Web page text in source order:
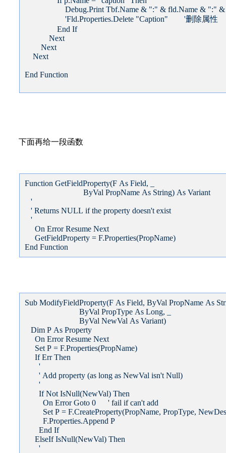
Debug.Print Tbf.Name & ":" & fld.Name & ":" &
'Fld.Properties.Delete "Caption" '删除属性
End If
Next
Next
Next
End Function
下面再给一段函数
Function GetFieldProperty(F As Field, _
ByVal PropName As String) As Variant
'
' Returns NULL if the property doesn't exist
'
On Error Resume Next
GetFieldProperty = F.Properties(PropName)
End Function
Sub ModifyFieldProperty(F As Field, ByVal PropName As
ByVal PropType As Long, _
ByVal NewVal As Variant)
Dim P As Property
On Error Resume Next
Set P = F.Properties(PropName)
If Err Then
'
' Add property (as long as NewVal isn't Null)
'
If Not IsNull(NewVal) Then
On Error Goto 0 ' fail if can't add
Set P = F.CreateProperty(PropName, PropType,
F.Properties.Append P
End If
ElseIf IsNull(NewVal) Then
'